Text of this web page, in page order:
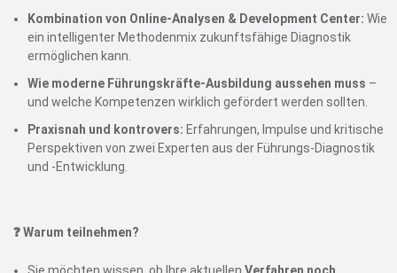
Kombination von Online-Analysen & Development Center: Wie
ein intelligenter Methodenmix zukunftsfähige Diagnostik
ermöglichen kann.
Wie moderne Führungskräfte-Ausbildung aussehen muss –
und welche Kompetenzen wirklich gefördert werden sollten.
Praxisnah und kontrovers: Erfahrungen, Impulse und kritische
Perspektiven von zwei Experten aus der Führungs-Diagnostik
und -Entwicklung.
❓ Warum teilnehmen?
Sie möchten wissen, ob Ihre aktuellen Verfahren noch